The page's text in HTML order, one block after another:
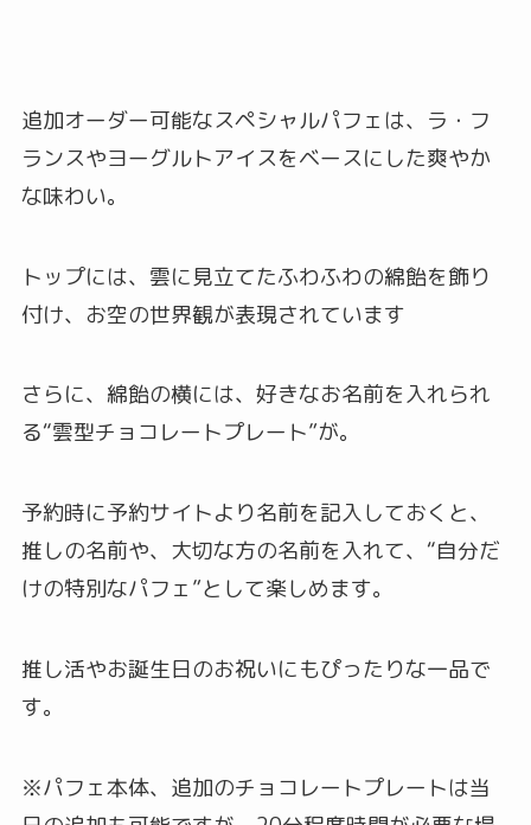
追加オーダー可能なスペシャルパフェは、ラ・フ
ランスやヨーグルトアイスをベースにした爽やか
な味わい。
トップには、雲に見立てたふわふわの綿飴を飾り
付け、お空の世界観が表現されています
さらに、綿飴の横には、好きなお名前を入れられ
る“雲型チョコレートプレート”が。
予約時に予約サイトより名前を記入しておくと、
推しの名前や、大切な方の名前を入れて、“自分だ
けの特別なパフェ”として楽しめます。
推し活やお誕生日のお祝いにもぴったりな一品で
す。
※パフェ本体、追加のチョコレートプレートは当